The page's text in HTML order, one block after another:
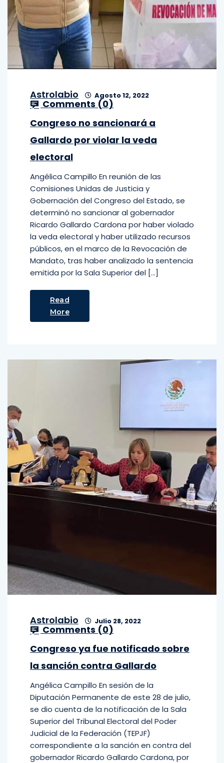
Astrolabio Agosto 12, 2022
Comments (0)
Congreso no sancionará a
Gallardo por violar la veda
electoral
Angélica Campillo En reunión de las
Comisiones Unidas de Justicia y
Gobernación del Congreso del Estado, se
determinó no sancionar al gobernador
Ricardo Gallardo Cardona por haber violado
la veda electoral y haber utilizado recursos
públicos, en el marco de la Revocación de
Mandato, tras haber analizado la sentencia
emitida por la Sala Superior del […]
Read
More
Astrolabio Julio 28, 2022
Comments (0)
Congreso ya fue notificado sobre
la sanción contra Gallardo
Angélica Campillo En sesión de la
Diputación Permanente de este 28 de julio,
se dio cuenta de la notificación de la Sala
Superior del Tribunal Electoral del Poder
Judicial de la Federación (TEPJF)
correspondiente a la sanción en contra del
gobernador Ricardo Gallardo Cardona, por